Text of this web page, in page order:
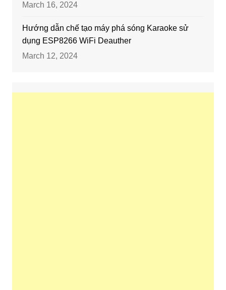
March 16, 2024
Hướng dẫn chế tạo máy phá sóng Karaoke sử
dụng ESP8266 WiFi Deauther
March 12, 2024